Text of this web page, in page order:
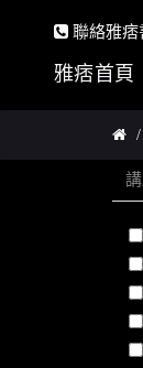
聯絡雅痞
雅痞首頁